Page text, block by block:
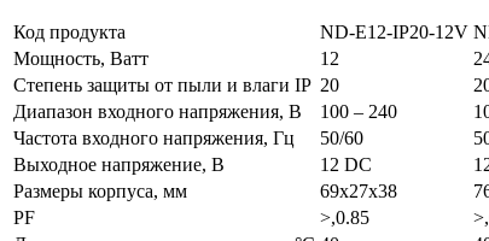
Код продукта ND-E12-IP20-12V
Мощность, Ватт
12
Степень защиты от пыли и влаги IP 20
Диапазон входного напряжения, В
100 – 240
Частота входного напряжения, Гц
50/60
Выходное напряжение, В
12 DC
Размеры корпуса, мм
69х27х38
PF
>,0.85